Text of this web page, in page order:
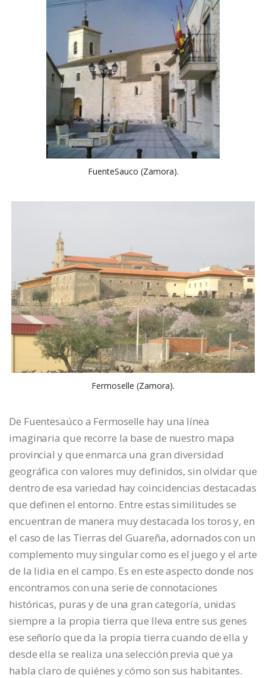
FuenteSauco (Zamora).
Fermoselle (Zamora).
De Fuentesaúco a Fermoselle hay una línea
imaginaria que recorre la base de nuestro mapa
provincial y que enmarca una gran diversidad
geográfica con valores muy definidos, sin olvidar que
dentro de esa variedad hay coincidencias destacadas
que definen el entorno. Entre estas similitudes se
encuentran de manera muy destacada los toros y, en
el caso de las Tierras del Guareña, adornados con un
complemento muy singular como es el juego y el arte
de la lidia en el campo. Es en este aspecto donde nos
encontramos con una serie de connotaciones
históricas, puras y de una gran categoría, unidas
siempre a la propia tierra que lleva entre sus genes
ese señorío que da la propia tierra cuando de ella y
desde ella se realiza una selección previa que ya
habla claro de quiénes y cómo son sus habitantes.